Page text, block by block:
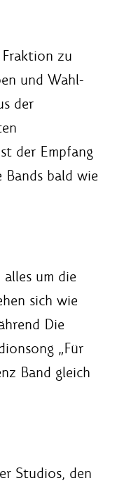
zu
und Wahl-
der
der Empfang
bald wie
um die
sich wie
Die
„Für
Band gleich
Studios, den